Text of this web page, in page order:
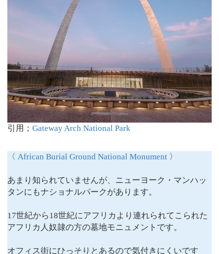
引用； Gateway Arch National Park
〈 African Burial Ground National Monument 〉
あまり知られていませんが、ニューヨーク・マンハッ
タンにもナショナルパークがあります。
17世紀から18世紀にアフリカより連れられてこられた
アフリカ人奴隷の方の墓地モニュメントです。
オフィス街にひっそりとあるので気付きにくいです